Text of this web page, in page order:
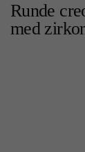
Runde
med